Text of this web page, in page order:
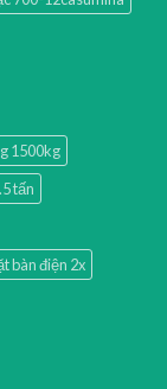
1500kg
tấn
bàn điện 2x